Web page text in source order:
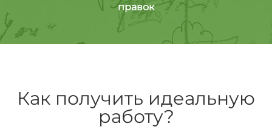
правок
Как получить идеальную
работу?